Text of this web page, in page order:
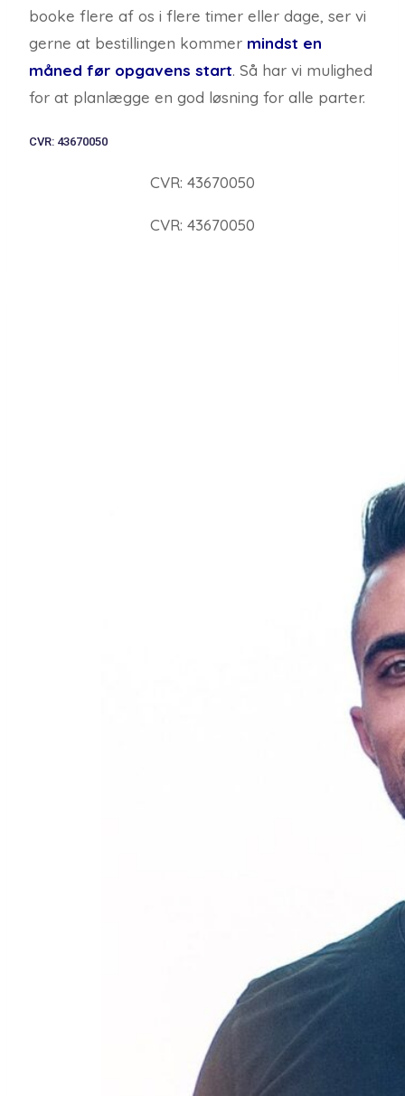
booke flere af os i flere timer eller dage, ser vi
gerne at bestillingen kommer mindst en
måned før opgavens start. Så har vi mulighed
for at planlægge en god løsning for alle parter.
CVR: 43670050
CVR: 43670050
CVR: 43670050